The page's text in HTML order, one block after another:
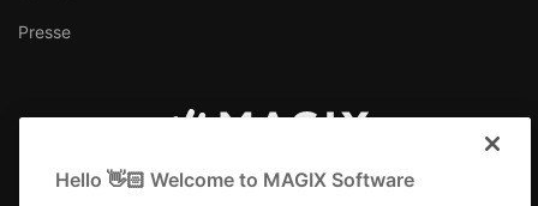
Presse
Suisse (Français)
Hello 👋🏻 Welcome to MAGIX Software